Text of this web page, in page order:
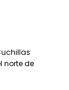
norte de